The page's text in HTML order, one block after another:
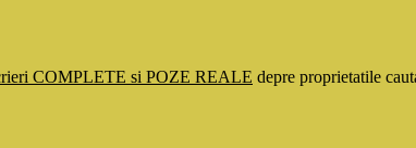
COMPLETE si POZE REALE depre proprietatile